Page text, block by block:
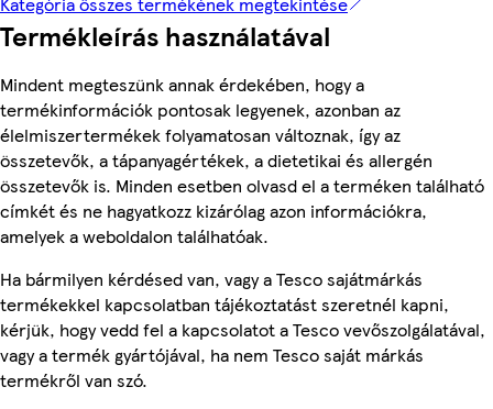
Termékleírás használatával
Mindent megteszünk annak érdekében, hogy a
termékinformációk pontosak legyenek, azonban az
élelmiszertermékek folyamatosan változnak, így az
összetevők, a tápanyagértékek, a dietetikai és allergén
összetevők is. Minden esetben olvasd el a terméken található
címkét és ne hagyatkozz kizárólag azon információkra,
amelyek a weboldalon találhatóak.
Ha bármilyen kérdésed van, vagy a Tesco sajátmárkás
termékekkel kapcsolatban tájékoztatást szeretnél kapni,
kérjük, hogy vedd fel a kapcsolatot a Tesco vevőszolgálatával,
vagy a termék gyártójával, ha nem Tesco saját márkás
termékről van szó.